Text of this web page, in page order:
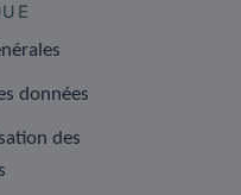
données
des